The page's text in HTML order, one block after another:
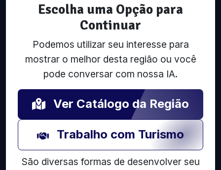
Escolha uma Opção para
Continuar
Podemos utilizar seu interesse para
mostrar o melhor desta região ou você
pode conversar com nossa IA.
Ver Catálogo da Região
Trabalho com Turismo
São diversas formas de desenvolver seu